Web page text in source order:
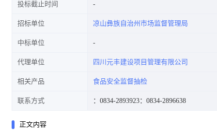
投标截止时间
招标单位 凉山彝族自治州市场监督管理局
中标单位
代理单位 四川元丰建设项目管理有限公司
相关产品 食品安全监督抽检
联系方式 ：0834-2893923：0834-2896638
正文内容